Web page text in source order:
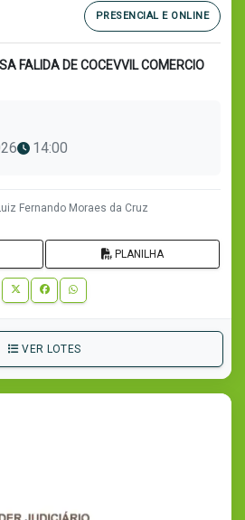
PRESENCIAL E ONLINE
FALIDA DE COCEVVIL COMERCIO
14:00
Fernando Moraes da Cruz
PLANILHA
VER LOTES